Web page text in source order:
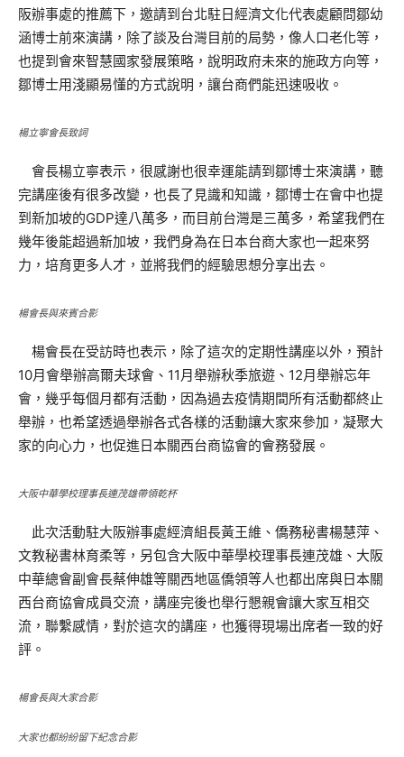
阪辦事處的推薦下，邀請到台北駐日經濟文化代表處顧問鄒幼
涵博士前來演講，除了談及台灣目前的局勢，像人口老化等，
也提到會來智慧國家發展策略，說明政府未來的施政方向等，
鄒博士用淺顯易懂的方式說明，讓台商們能迅速吸收。
楊立寧會長致詞
會長楊立寧表示，很感謝也很幸運能請到鄒博士來演講，聽
完講座後有很多改變，也長了見識和知識，鄒博士在會中也提
到新加坡的GDP達八萬多，而目前台灣是三萬多，希望我們在
幾年後能超過新加坡，我們身為在日本台商大家也一起來努
力，培育更多人才，並將我們的經驗思想分享出去。
楊會長與來賓合影
楊會長在受訪時也表示，除了這次的定期性講座以外，預計
10月會舉辦高爾夫球會、11月舉辦秋季旅遊、12月舉辦忘年
會，幾乎每個月都有活動，因為過去疫情期間所有活動都終止
舉辦，也希望透過舉辦各式各樣的活動讓大家來參加，凝聚大
家的向心力，也促進日本關西台商協會的會務發展。
大阪中華學校理事長連茂雄帶領乾杯
此次活動駐大阪辦事處經濟組長黃王維、僑務秘書楊慧萍、
文教秘書林育柔等，另包含大阪中華學校理事長連茂雄、大阪
中華總會副會長蔡伸雄等關西地區僑領等人也都出席與日本關
西台商協會成員交流，講座完後也舉行懇親會讓大家互相交
流，聯繫感情，對於這次的講座，也獲得現場出席者一致的好
評。
楊會長與大家合影
大家也都紛紛留下紀念合影